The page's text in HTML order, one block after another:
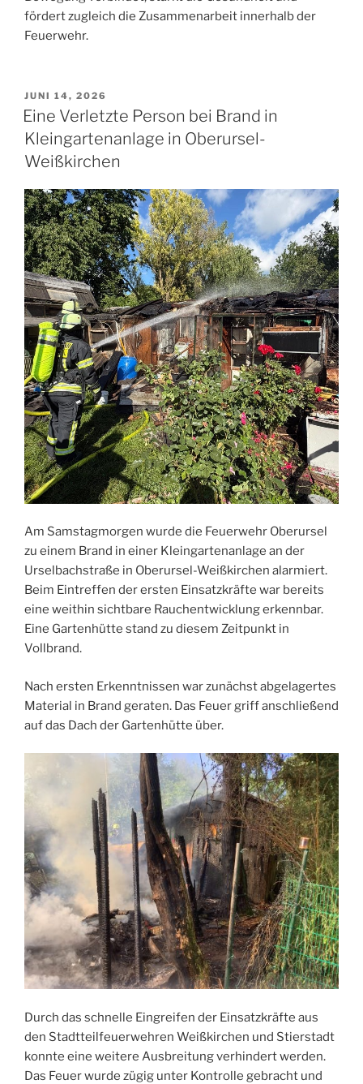
fördert zugleich die Zusammenarbeit innerhalb der
Feuerwehr.
VERÖFFENTLICHT
AM
JUNI 14, 2026
Eine Verletzte Person bei Brand in
Kleingartenanlage in Oberursel-
Weißkirchen
Am Samstagmorgen wurde die Feuerwehr Oberursel
zu einem Brand in einer Kleingartenanlage an der
Urselbachstraße in Oberursel-Weißkirchen alarmiert.
Beim Eintreffen der ersten Einsatzkräfte war bereits
eine weithin sichtbare Rauchentwicklung erkennbar.
Eine Gartenhütte stand zu diesem Zeitpunkt in
Vollbrand.
Nach ersten Erkenntnissen war zunächst abgelagertes
Material in Brand geraten. Das Feuer griff anschließend
auf das Dach der Gartenhütte über.
Durch das schnelle Eingreifen der Einsatzkräfte aus
den Stadtteilfeuerwehren Weißkirchen und Stierstadt
konnte eine weitere Ausbreitung verhindert werden.
Das Feuer wurde zügig unter Kontrolle gebracht und